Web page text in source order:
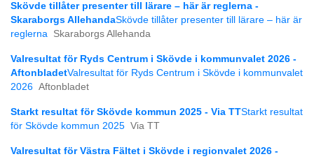
Skövde tillåter presenter till lärare – här är reglerna -
Skaraborgs AllehandaSkövde tillåter presenter till lärare – här är
reglerna Skaraborgs Allehanda
Valresultat för Ryds Centrum i Skövde i kommunvalet 2026 -
AftonbladetValresultat för Ryds Centrum i Skövde i kommunvalet
2026 Aftonbladet
Starkt resultat för Skövde kommun 2025 - Via TTStarkt resultat
för Skövde kommun 2025 Via TT
Valresultat för Västra Fältet i Skövde i regionvalet 2026 -